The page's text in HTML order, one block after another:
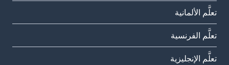
تعلَّم الألمانية
تعلَّم الفرنسية
تعلَّم الإنجليزية